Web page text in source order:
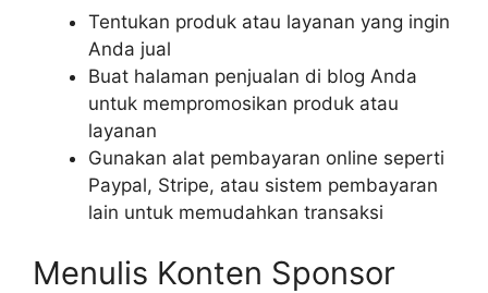
Tentukan produk atau layanan yang ingin
Anda jual
Buat halaman penjualan di blog Anda
untuk mempromosikan produk atau
layanan
Gunakan alat pembayaran online seperti
Paypal, Stripe, atau sistem pembayaran
lain untuk memudahkan transaksi
Menulis Konten Sponsor